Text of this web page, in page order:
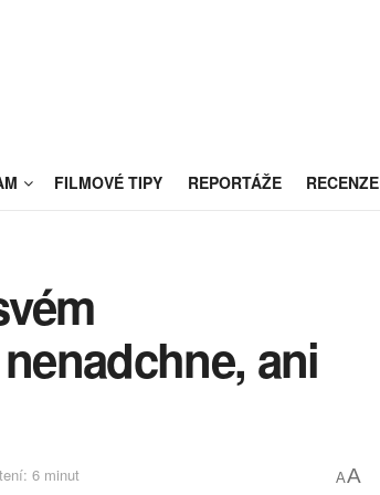
FILMOVÉ TIPY REPORTÁŽE RECENZE
ani
6 minut AA